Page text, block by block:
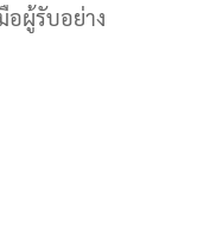
อผู้รับอย่าง